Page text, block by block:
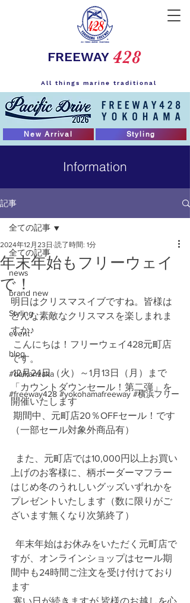
FREEWAY
All things marine traditional
428
New Arrival Styling
Information
記事
全ての記事
news
brand new
Styling
event
blog
#daikanzaka
#freeway428 #yokohamafreeway #横浜フリー
全ての記事
年末年始もフリーウェイ
で！
2024年12月23日 読了時間: 1分
明日はクリスマスイブですね。皆様は
どんな素敵なクリスマスを楽しまれま
すか♪
です。
12月24日（火）～1月13日（月）まで
「カウントダウンセール！第二弾」を
開催いたします
（一部セール対象外商品有）
上げのお客様に、柄ボーダーマフラー
はじめ冬のうれしいグッズいずれかを
プレゼントいたします（数に限りがご
ざいます無くなり次第終了）
すが、オンラインショップはセール期
間中も24時間ご注文を受け付けており
ます